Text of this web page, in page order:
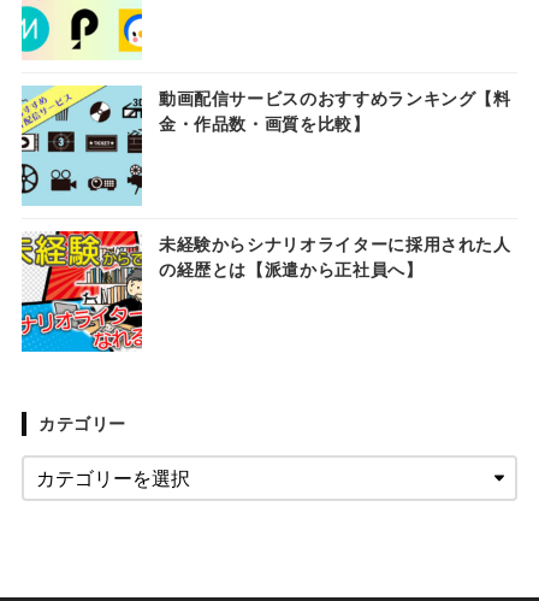
動画配信サービスのおすすめランキング【料
金・作品数・画質を比較】
未経験からシナリオライターに採用された人
の経歴とは【派遣から正社員へ】
カテゴリー